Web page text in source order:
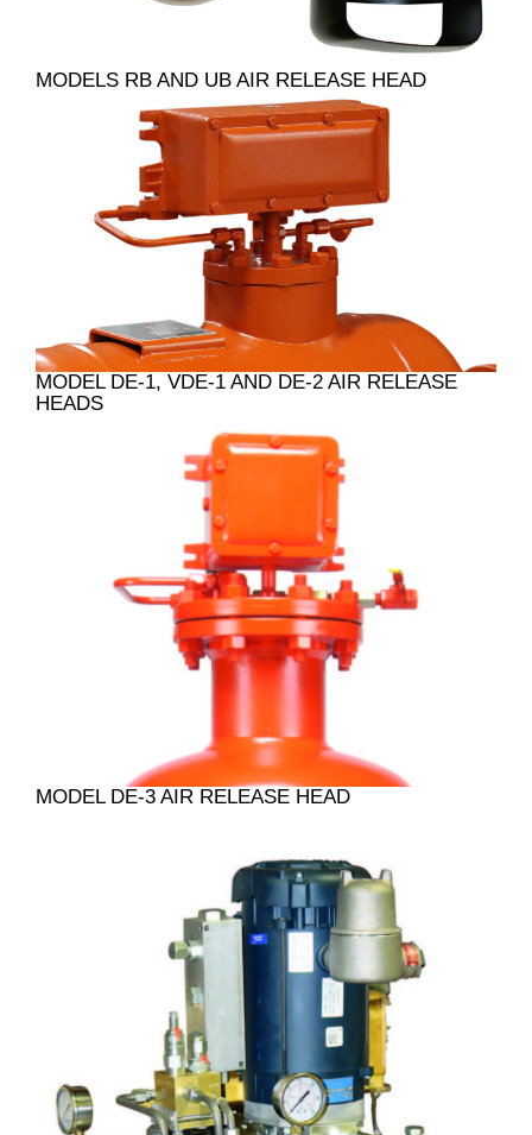
MODELS RB AND UB AIR RELEASE HEAD
MODEL DE-1, VDE-1 AND DE-2 AIR RELEASE
HEADS
MODEL DE-3 AIR RELEASE HEAD